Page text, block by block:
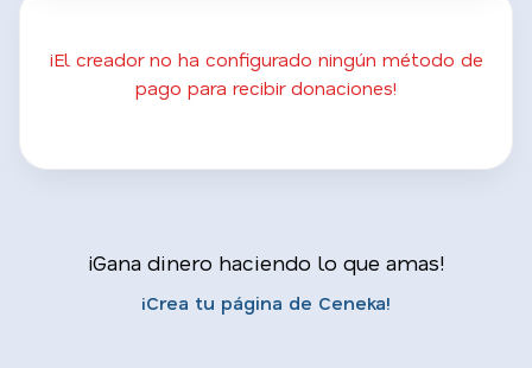
¡El creador no ha configurado ningún método de
pago para recibir donaciones!
¡Gana dinero haciendo lo que amas!
¡Crea tu página de Ceneka!